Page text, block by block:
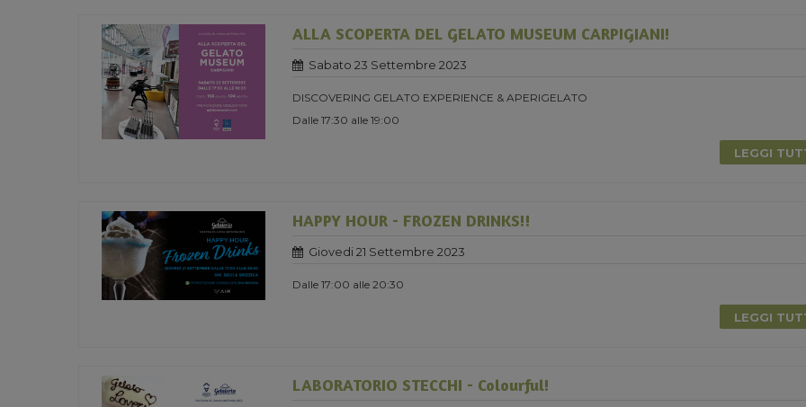
ALLA SCOPERTA DEL GELATO MUSEUM CARPIGIANI!
Sabato 23 Settembre 2023
DISCOVERING GELATO EXPERIENCE & APERIGELATO
Dalle 17:30 alle 19:00
LEGGI
HAPPY HOUR - FROZEN DRINKS!!
Giovedi 21 Settembre 2023
Dalle 17:00 alle 20:30
LEGGI
LABORATORIO STECCHI - Colourful!